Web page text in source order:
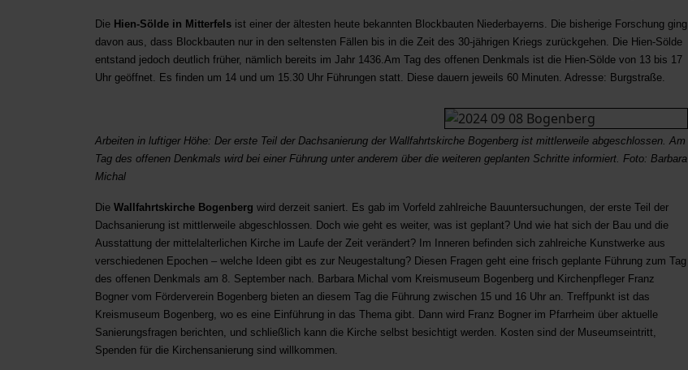
Die Hien-Sölde in Mitterfels ist einer der ältesten heute bekannten Blockbauten Niederbayerns. Die bisherige Forschung ging
davon aus, dass Blockbauten nur in den seltensten Fällen bis in die Zeit des 30-jährigen Kriegs zurückgehen. Die Hien-Sölde
entstand jedoch deutlich früher, nämlich bereits im Jahr 1436.Am Tag des offenen Denkmals ist die Hien-Sölde von 13 bis 17
Uhr geöffnet. Es finden um 14 und um 15.30 Uhr Führungen statt. Diese dauern jeweils 60 Minuten. Adresse: Burgstraße.
Arbeiten in luftiger Höhe: Der erste Teil der Dachsanierung der Wallfahrtskirche Bogenberg ist mittlerweile abgeschlossen. Am
Tag des offenen Denkmals wird bei einer Führung unter anderem über die weiteren geplanten Schritte informiert. Foto: Barbara
Michal
Die Wallfahrtskirche Bogenberg wird derzeit saniert. Es gab im Vorfeld zahlreiche Bauuntersuchungen, der erste Teil der
Dachsanierung ist mittlerweile abgeschlossen. Doch wie geht es weiter, was ist geplant? Und wie hat sich der Bau und die
Ausstattung der mittelalterlichen Kirche im Laufe der Zeit verändert? Im Inneren befinden sich zahlreiche Kunstwerke aus
verschiedenen Epochen – welche Ideen gibt es zur Neugestaltung? Diesen Fragen geht eine frisch geplante Führung zum Tag
des offenen Denkmals am 8. September nach. Barbara Michal vom Kreismuseum Bogenberg und Kirchenpfleger Franz
Bogner vom Förderverein Bogenberg bieten an diesem Tag die Führung zwischen 15 und 16 Uhr an. Treffpunkt ist das
Kreismuseum Bogenberg, wo es eine Einführung in das Thema gibt. Dann wird Franz Bogner im Pfarrheim über aktuelle
Sanierungsfragen berichten, und schließlich kann die Kirche selbst besichtigt werden. Kosten sind der Museumseintritt,
Spenden für die Kirchensanierung sind willkommen.